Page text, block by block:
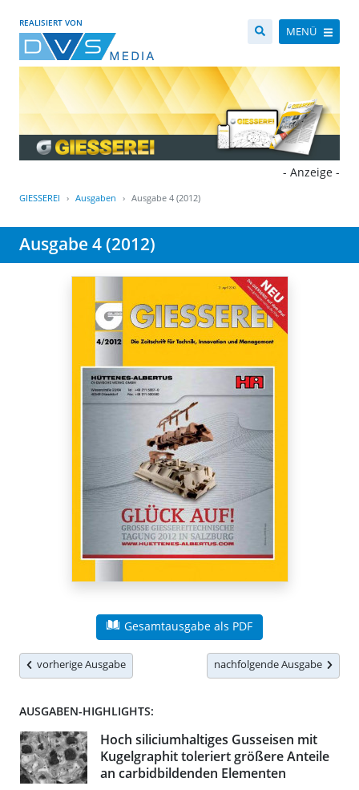
REALISIERT VON
MENÜ
- Anzeige -
GIESSEREI Ausgaben Ausgabe 4 (2012)
Ausgabe 4 (2012)
Gesamtausgabe als PDF
vorherige Ausgabe nachfolgende Ausgabe
AUSGABEN-HIGHLIGHTS:
Hoch siliciumhaltiges Gusseisen mit
Kugelgraphit toleriert größere Anteile
an carbidbildenden Elementen